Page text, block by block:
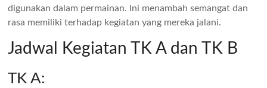
digunakan dalam permainan. Ini menambah semangat dan
rasa memiliki terhadap kegiatan yang mereka jalani.
Jadwal Kegiatan TK A dan TK B
TK A: